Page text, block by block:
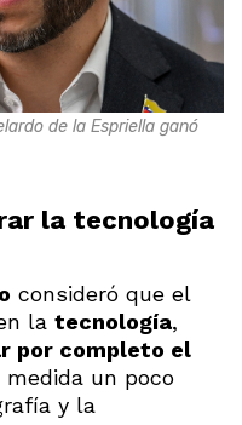
de la Espriella ganó
la tecnología
consideró que el
la tecnología,
por completo el
medida un poco
y la